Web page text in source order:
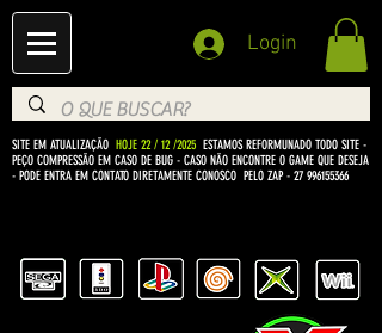
Login
SITE EM ATUALIZAÇÃO HOJE 22 / 12 /2025 ESTAMOS REFORMUNADO TODO SITE -
PEÇO COMPRESSÃO EM CASO DE BUG - CASO NÃO ENCONTRE O GAME QUE DESEJA
- PODE ENTRA EM CONTATO DIRETAMENTE CONOSCO PELO ZAP - 27 996155366